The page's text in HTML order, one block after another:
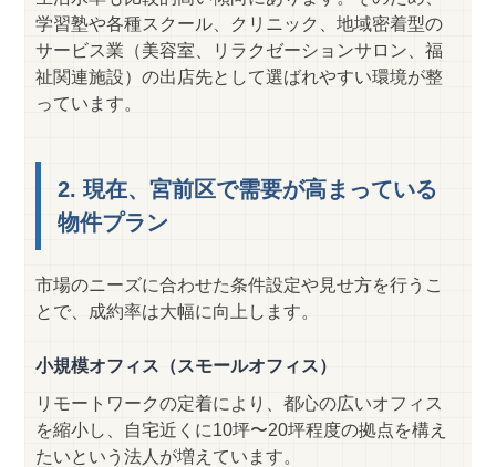
学習塾や各種スクール、クリニック、地域密着型の
サービス業（美容室、リラクゼーションサロン、福
祉関連施設）の出店先として選ばれやすい環境が整
っています。
2. 現在、宮前区で需要が高まっている
物件プラン
市場のニーズに合わせた条件設定や見せ方を行うこ
とで、成約率は大幅に向上します。
小規模オフィス（スモールオフィス）
リモートワークの定着により、都心の広いオフィス
を縮小し、自宅近くに10坪〜20坪程度の拠点を構え
たいという法人が増えています。